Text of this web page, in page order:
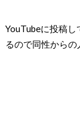
YouTubeに投稿
るので同性からの